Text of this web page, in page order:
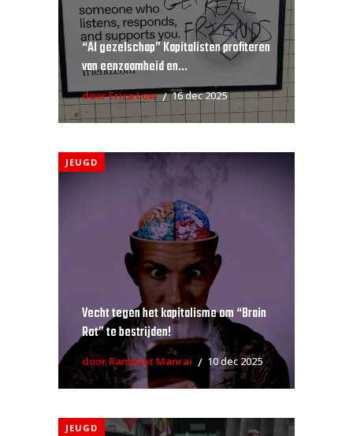
“AI gezelschap” Kapitalisten profiteren
van eenzaamheid en...
door Erica Low 16 dec 2025
JEUGD
Vecht tegen het kapitalisme om “Brain
Rot” te bestrijden!
door Ramneet Manrai 10 dec 2025
JEUGD